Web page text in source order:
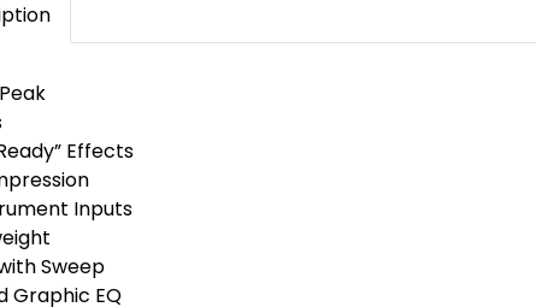
Effects
Inputs
Sweep
Graphic EQ